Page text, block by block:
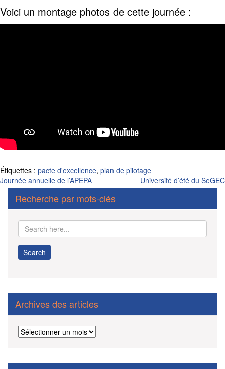
Voici un montage photos de cette journée :
Étiquettes : pacte d'excellence, plan de pilotage
Navigation
de
l’article
Journée annuelle de l’APEPA Université d’été du SeGEC
Recherche par mots-clés
Archives des articles
Archives
des